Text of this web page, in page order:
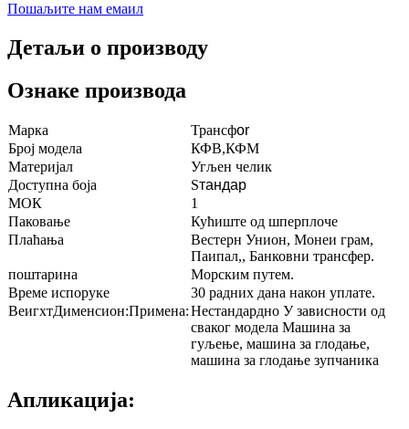
Пошаљите нам емаил
Детаљи о производу
Ознаке производа
Марка Трансфor
Број модела
КФВ,КФМ
Материјал
Угљен челик
Доступна боја
Sтандар
МОК
1
Паковање
Кућиште од шперплоче
Плаћања
Вестерн Унион, Монеи грам,
Паипал,, Банковни трансфер.
поштарина
Морским путем.
Време испоруке
30 радних дана након уплате.
ВеигхтДименсион:Примена:Нестандардно У зависности од
сваког модела Машина за
гуљење, машина за глодање,
машина за глодање зупчаника
Апликација: